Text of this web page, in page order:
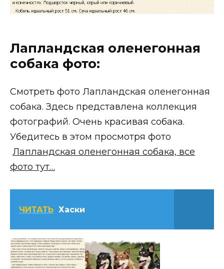
Лапландская оленегонная
собака фото:
Смотреть фото Лапландская оленегонная
собака. Здесь представлена коллекция
фотографий. Очень красивая собака.
Убедитесь в этом просмотря фото
Лапландская оленегонная собака, все
фото тут…
ЧИТАТЬ Хаски